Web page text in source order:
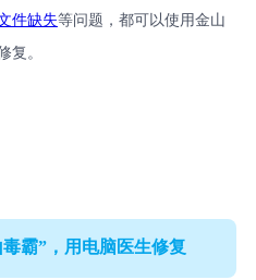
件缺失等问题，都可以使用金山
复。
霸”，用电脑医生修复